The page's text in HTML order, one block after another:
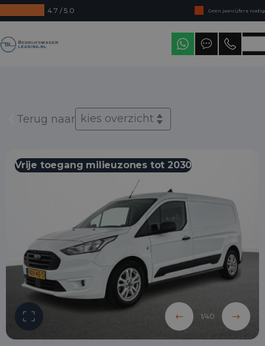
4.7 / 5.0
Geen jaarcijfers nodig
Direct uit voorraad leverbaar
Levering in heel Nederland
Terug naar kies overzicht
Vrije toegang milieuzones tot 2030
1/40